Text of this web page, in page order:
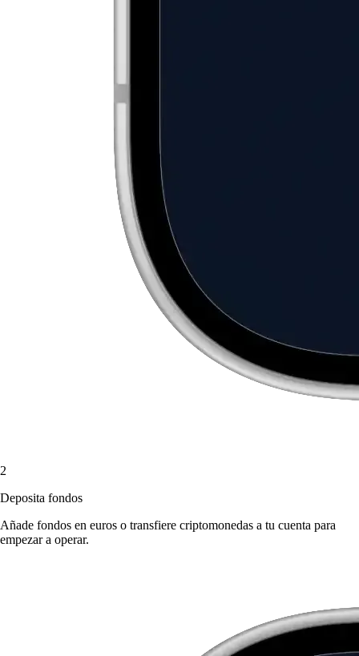
2
Deposita fondos
Añade fondos en euros o transfiere criptomonedas a tu cuenta para
empezar a operar.